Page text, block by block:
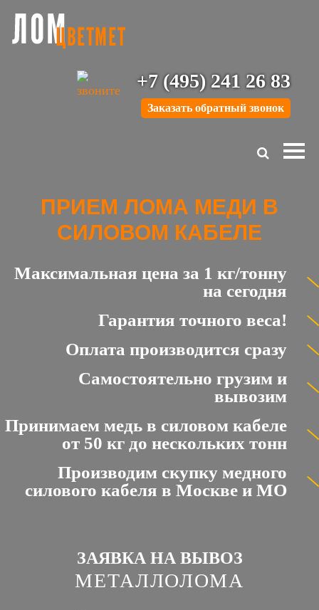
+7 (495) 241 26 83
Заказать обратный звонок
ПРИЕМ ЛОМА МЕДИ В
СИЛОВОМ КАБЕЛЕ
Максимальная цена за 1 кг/тонну
на сегодня
Гарантия точного веса!
Оплата производится сразу
Самостоятельно грузим и
вывозим
Принимаем медь в силовом кабеле
от 50 кг до нескольких тонн
Производим скупку медного
силового кабеля в Москве и МО
ЗАЯВКА НА ВЫВОЗ
МЕТАЛЛОЛОМА